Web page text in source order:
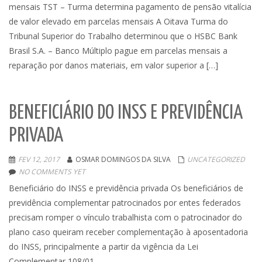
mensais TST – Turma determina pagamento de pensão vitalícia
de valor elevado em parcelas mensais A Oitava Turma do
Tribunal Superior do Trabalho determinou que o HSBC Bank
Brasil S.A. – Banco Múltiplo pague em parcelas mensais a
reparação por danos materiais, em valor superior a […]
BENEFICIÁRIO DO INSS E PREVIDÊNCIA
PRIVADA
FEV 12, 2017 OSMAR DOMINGOS DA SILVA
UNCATEGORIZED
NO COMMENTS YET
Beneficiário do INSS e previdência privada Os beneficiários de
previdência complementar patrocinados por entes federados
precisam romper o vínculo trabalhista com o patrocinador do
plano caso queiram receber complementação à aposentadoria
do INSS, principalmente a partir da vigência da Lei